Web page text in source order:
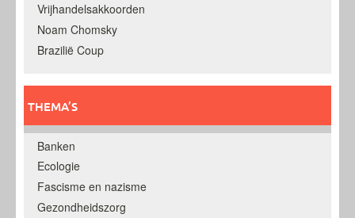
Vrijhandelsakkoorden
Noam Chomsky
Brazilië Coup
THEMA’S
Banken
Ecologie
Fascisme en nazisme
Gezondheidszorg